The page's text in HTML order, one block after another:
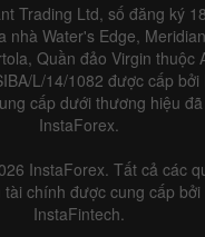
Trading Ltd, số đăng ký
nhà Water's Edge,
Quần đảo Virgin thuộc
L/14/1082 được cấp bởi
cấp dưới thương hiệu
InstaForex.
InstaForex. Tất cả các
chính được cung cấp bởi
InstaFintech.